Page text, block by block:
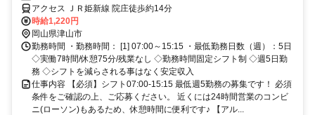
アクセス ＪＲ姫新線 院庄徒歩約14分
時給1,220円
岡山県津山市
勤務時間 ・勤務時間： [1] 07:00～15:15 ・最低勤務日数（週）：5日
◇実働7時間/休憩75分/残業なし ◇勤務時間固定シフト制 ◇週5日勤
務 ◇シフトを減らされる事はなく安定収入
仕事内容 【必須】シフト07:00-15:15 最低週5勤務の募集です！ 必須
条件をご確認の上、ご応募ください。 近くには24時間営業のコンビ
ニ(ローソン)もあるため、休憩時間に便利です♪ 【アル...